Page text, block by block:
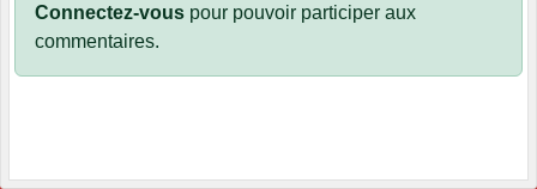
Connectez-vous pour pouvoir participer aux
commentaires.